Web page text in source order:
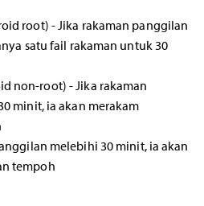
root) - Jika rakaman panggilan
satu fail rakaman untuk 30
non-root) - Jika rakaman
minit, ia akan merakam
melebihi 30 minit, ia akan
tempoh